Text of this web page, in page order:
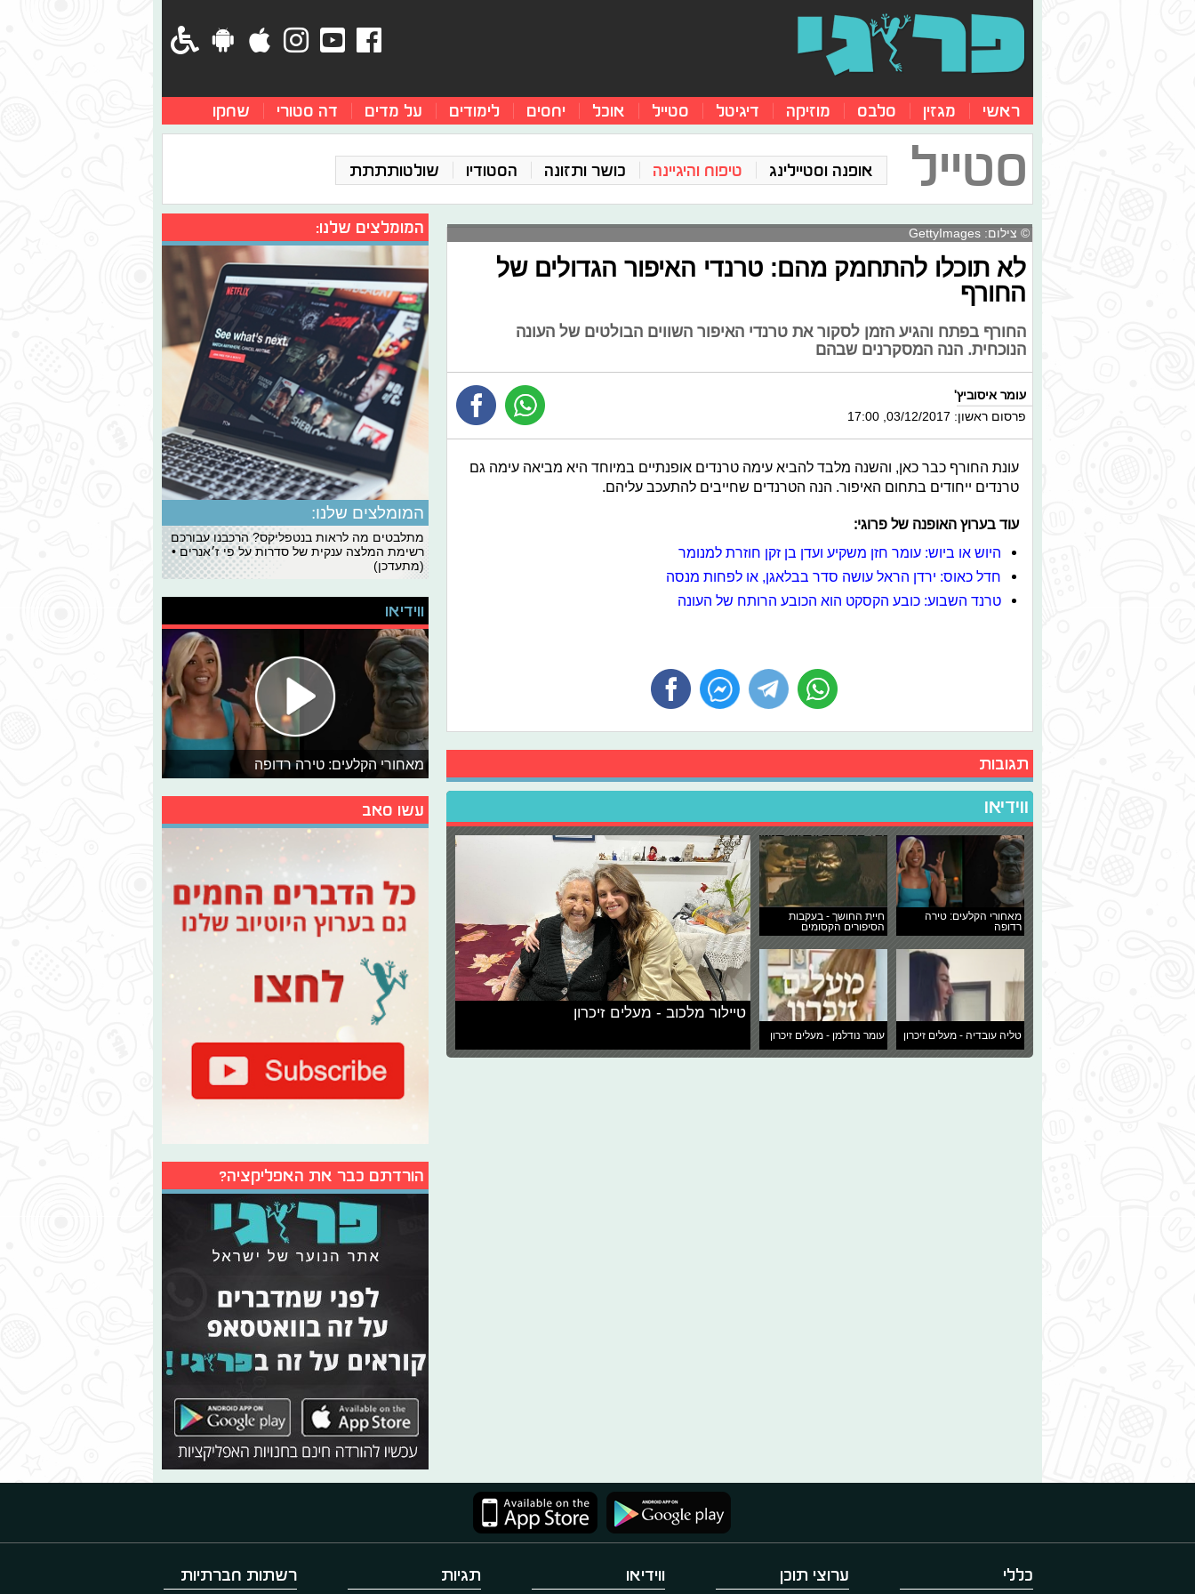
ראשי מגזין סלבס מוזיקה דיגיטל סטייל אוכל יחסים לימודים על מדים דה סטורי שחקו
סטייל אופנה וסטיילינג טיפוח והיגיינה כושר ותזונה הסטודיו שולטותתתת
© צילום: GettyImages
לא תוכלו להתחמק מהם: טרנדי האיפור הגדולים של
החורף
החורף בפתח והגיע הזמן לסקור את טרנדי האיפור השווים הבולטים של העונה
הנוכחית. הנה המסקרנים שבהם
עומר איסוביץ'
פרסום ראשון: 03/12/2017, 17:00
עונת החורף כבר כאן, והשנה מלבד להביא עימה טרנדים אופנתיים במיוחד היא מביאה עימה גם
טרנדים ייחודים בתחום האיפור. הנה הטרנדים שחייבים להתעכב עליהם.
עוד בערוץ האופנה של פרוגי:
היוש או ביוש: עומר חזן משקיע ועדן בן זקן חוזרת למנומר
חדל כאוס: ירדן הראל עושה סדר בבלאגן, או לפחות מנסה
טרנד השבוע: כובע הקסקט הוא הכובע הרותח של העונה
תגובות
ווידיאו
מאחורי הקלעים: טירה
רדופה
חיית החושך - בעקבות
הסיפורים הקסומים
טליה עובדיה - מעלים זיכרון עומר נודלמן - מעלים זיכרון
טיילור מלכוב - מעלים זיכרון
המומלצים שלנו:
המומלצים שלנו:
מתלבטים מה לראות בנטפליקס? הרכבנו עבורכם
רשימת המלצה ענקית של סדרות על פי ז׳אנרים •
(מתעדכן)
ווידיאו
מאחורי הקלעים: טירה רדופה
עשו סאב
הורדתם כבר את האפליקציה?
כללי ערוצי תוכן ווידיאו תגיות רשתות חברתיות